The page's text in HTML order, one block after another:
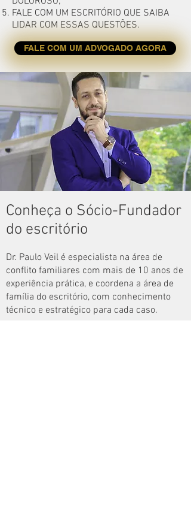
Conheça o Sócio-Fundador
do escritório
Dr. Paulo Veil é especialista na área de
conflito familiares com mais de 10 anos de
experiência prática, e coordena a área de
família do escritório, com conhecimento
técnico e estratégico para cada caso.
FALE COM UM ESCRITÓRIO QUE SAIBA
LIDAR COM ESSAS QUESTÕES.
FALE COM UM ADVOGADO AGORA